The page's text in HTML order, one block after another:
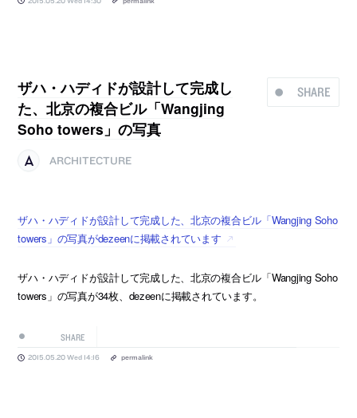
SHARE
ザハ・ハディドが設計して完成し
た、北京の複合ビル「Wangjing
Soho towers」の写真
ARCHITECTURE
ザハ・ハディドが設計して完成した、北京の複合ビル「Wangjing Soho
towers」の写真がdezeenに掲載されています
ザハ・ハディドが設計して完成した、北京の複合ビル「Wangjing Soho
towers」の写真が34枚、dezeenに掲載されています。
SHARE
2015.05.20 Wed 14:16 permalink